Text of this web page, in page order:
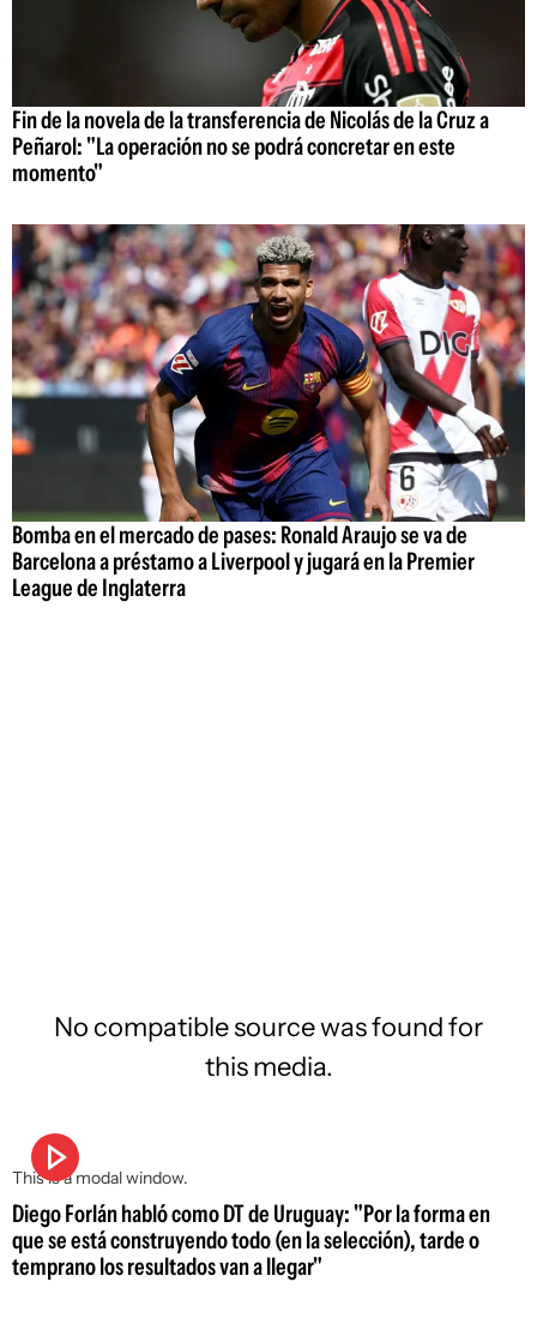
Fin de la novela de la transferencia de Nicolás de la Cruz a
Peñarol: "La operación no se podrá concretar en este
momento"
Bomba en el mercado de pases: Ronald Araujo se va de
Barcelona a préstamo a Liverpool y jugará en la Premier
League de Inglaterra
This is a modal window.
No compatible source was found for
this media.
Diego Forlán habló como DT de Uruguay: "Por la forma en
que se está construyendo todo (en la selección), tarde o
temprano los resultados van a llegar"